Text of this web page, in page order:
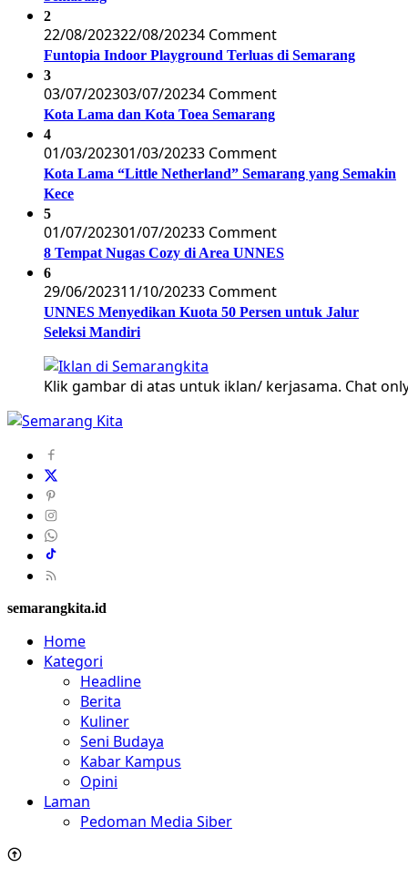
2
22/08/202322/08/20234 Comment
Funtopia Indoor Playground Terluas di Semarang
3
03/07/202303/07/20234 Comment
Kota Lama dan Kota Toea Semarang
4
01/03/202301/03/20233 Comment
Kota Lama “Little Netherland” Semarang yang Semakin
Kece
5
01/07/202301/07/20233 Comment
8 Tempat Nugas Cozy di Area UNNES
6
29/06/202311/10/20233 Comment
UNNES Menyedikan Kuota 50 Persen untuk Jalur
Seleksi Mandiri
Klik gambar di atas untuk iklan/ kerjasama. Chat
semarangkita.id
Home
Kategori
Headline
Berita
Kuliner
Seni Budaya
Kabar Kampus
Opini
Laman
Pedoman Media Siber